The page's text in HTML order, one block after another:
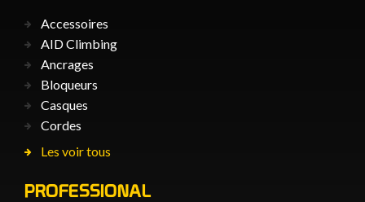
Accessoires
AID Climbing
Ancrages
Bloqueurs
Casques
Cordes
Les voir tous
PROFESSIONAL